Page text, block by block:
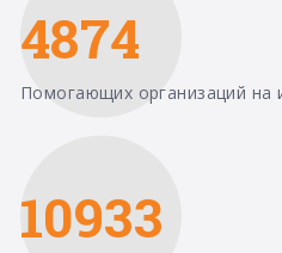
4874
Помогающих организаций на
10933